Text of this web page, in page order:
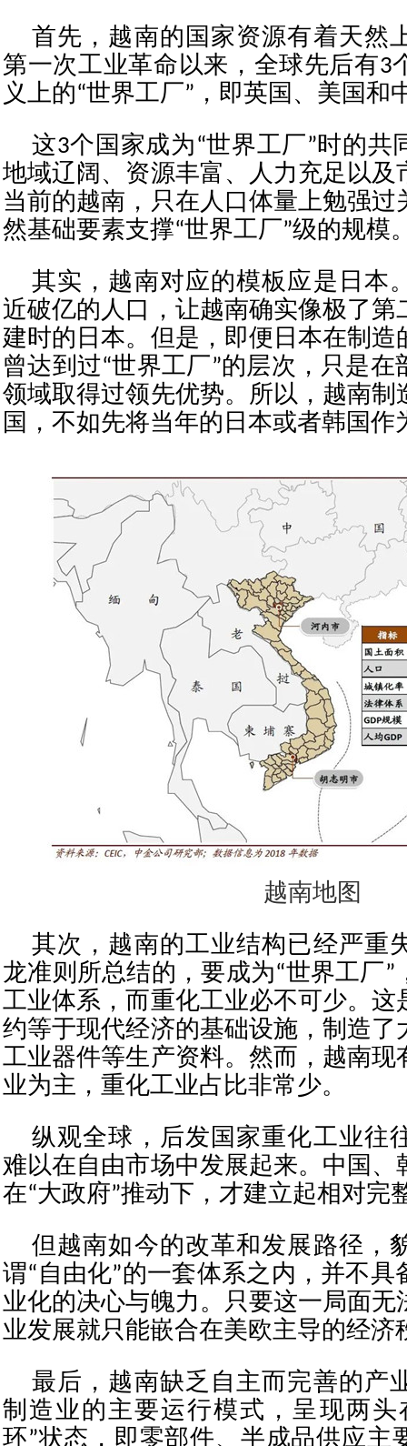
首先，越南的国家资源有着天然
第一次工业革命以来，全球先后有3
义上的“世界工厂”，即英国、美国和
这3个国家成为“世界工厂”时的共
地域辽阔、资源丰富、人力充足以及
当前的越南，只在人口体量上勉强过
然基础要素支撑“世界工厂”级的规模
其实，越南对应的模板应是日本
近破亿的人口，让越南确实像极了第
建时的日本。但是，即便日本在制造
曾达到过“世界工厂”的层次，只是在
领域取得过领先优势。所以，越南制
国，不如先将当年的日本或者韩国作
越南地图
其次，越南的工业结构已经严重
龙准则所总结的，要成为“世界工厂”
工业体系，而重化工业必不可少。这
约等于现代经济的基础设施，制造了
工业器件等生产资料。然而，越南现
业为主，重化工业占比非常少。
纵观全球，后发国家重化工业往
难以在自由市场中发展起来。中国、
在“大政府”推动下，才建立起相对完
但越南如今的改革和发展路径，
谓“自由化”的一套体系之内，并不具
业化的决心与魄力。只要这一局面无
业发展就只能嵌合在美欧主导的经济
最后，越南缺乏自主而完善的产
制造业的主要运行模式，呈现两头
环”状态，即零部件、半成品供应主